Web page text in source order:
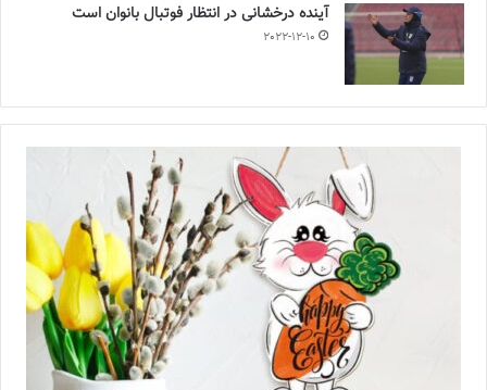
آینده درخشانی در انتظار فوتبال بانوان است
2022-12-10